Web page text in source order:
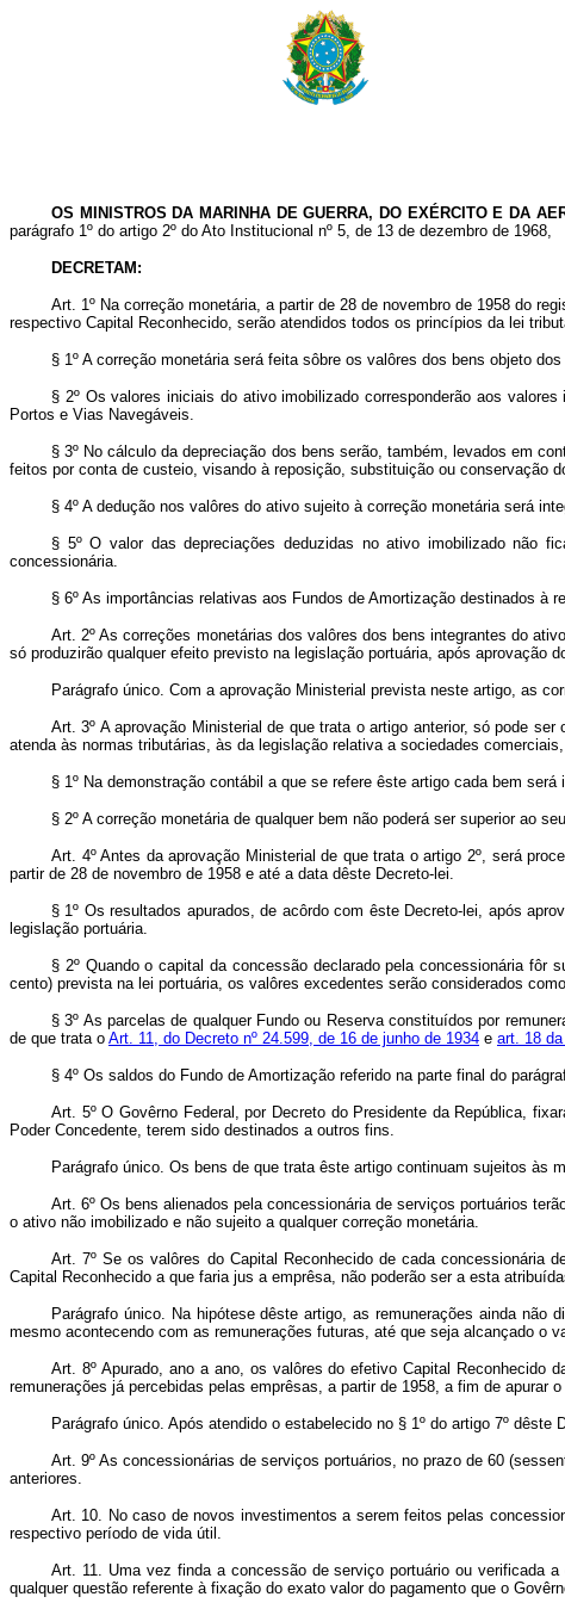
OS MINISTROS DA MARINHA DE GUERRA, DO EXÉRCITO E DA
parágrafo 1º do artigo 2º do Ato Institucional nº 5, de 13 de dezembro de 1968,
DECRETAM:
Art. 1º Na correção monetária, a partir de 28 de novembro de 1958 do
respectivo Capital Reconhecido, serão atendidos todos os princípios da lei
§ 1º A correção monetária será feita sôbre os valôres dos bens objeto
§ 2º Os valores iniciais do ativo imobilizado corresponderão aos
Portos e Vias Navegáveis.
§ 3º No cálculo da depreciação dos bens serão, também, levados em
feitos por conta de custeio, visando à reposição, substituição ou conservação
§ 4º A dedução nos valôres do ativo sujeito à correção monetária será
§ 5º O valor das depreciações deduzidas no ativo imobilizado não
concessionária.
§ 6º As importâncias relativas aos Fundos de Amortização destinados à
Art. 2º As correções monetárias dos valôres dos bens integrantes do
só produzirão qualquer efeito previsto na legislação portuária, após aprovação
Parágrafo único. Com a aprovação Ministerial prevista neste artigo, as
Art. 3º A aprovação Ministerial de que trata o artigo anterior, só pode
atenda às normas tributárias, às da legislação relativa a sociedades
§ 1º Na demonstração contábil a que se refere êste artigo cada bem
§ 2º A correção monetária de qualquer bem não poderá ser superior ao
Art. 4º Antes da aprovação Ministerial de que trata o artigo 2º, será
partir de 28 de novembro de 1958 e até a data dêste Decreto-lei.
§ 1º Os resultados apurados, de acôrdo com êste Decreto-lei, após
legislação portuária.
§ 2º Quando o capital da concessão declarado pela concessionária fôr
cento) prevista na lei portuária, os valôres excedentes serão considerados
§ 3º As parcelas de qualquer Fundo ou Reserva constituídos por
de que trata o Art. 11, do Decreto nº 24.599, de 16 de junho de 1934 e art. 18
§ 4º Os saldos do Fundo de Amortização referido na parte final do
Art. 5º O Govêrno Federal, por Decreto do Presidente da República,
Poder Concedente, terem sido destinados a outros fins.
Parágrafo único. Os bens de que trata êste artigo continuam sujeitos
Art. 6º Os bens alienados pela concessionária de serviços portuários
o ativo não imobilizado e não sujeito a qualquer correção monetária.
Art. 7º Se os valôres do Capital Reconhecido de cada concessionária
Capital Reconhecido a que faria jus a emprêsa, não poderão ser a esta
Parágrafo único. Na hipótese dêste artigo, as remunerações ainda
mesmo acontecendo com as remunerações futuras, até que seja alcançado o
Art. 8º Apurado, ano a ano, os valôres do efetivo Capital Reconhecido
remunerações já percebidas pelas emprêsas, a partir de 1958, a fim de apurar
Parágrafo único. Após atendido o estabelecido no § 1º do artigo 7º
Art. 9º As concessionárias de serviços portuários, no prazo de 60
anteriores.
Art. 10. No caso de novos investimentos a serem feitos pelas
respectivo período de vida útil.
Art. 11. Uma vez finda a concessão de serviço portuário ou verificada
qualquer questão referente à fixação do exato valor do pagamento que o